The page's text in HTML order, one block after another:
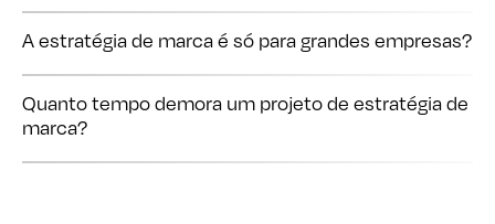
consequência dessa direção.
Não. É relevante para todas as organizações, incluindo em
momentos de crescimento e de mudança.
Quanto tempo demora um projeto de estratégia de
Depende da complexidade e do contexto. O foco está na
qualidade das decisões, não na rapidez artificial.